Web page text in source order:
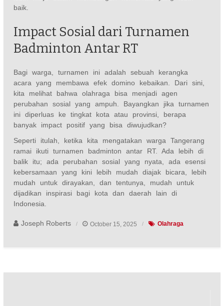
baik.
Impact Sosial dari Turnamen
Badminton Antar RT
Bagi warga, turnamen ini adalah sebuah kerangka
acara yang membawa efek domino kebaikan. Dari sini,
kita melihat bahwa olahraga bisa menjadi agen
perubahan sosial yang ampuh. Bayangkan jika turnamen
ini diperluas ke tingkat kota atau provinsi, berapa
banyak impact positif yang bisa diwujudkan?
Seperti itulah, ketika kita mengatakan warga Tangerang
ramai ikuti turnamen badminton antar RT. Ada lebih di
balik itu; ada perubahan sosial yang nyata, ada esensi
kebersamaan yang kini lebih mudah diajak bicara, lebih
mudah untuk dirayakan, dan tentunya, mudah untuk
dijadikan inspirasi bagi kota dan daerah lain di
Indonesia.
Joseph Roberts October 15, 2025 Olahraga